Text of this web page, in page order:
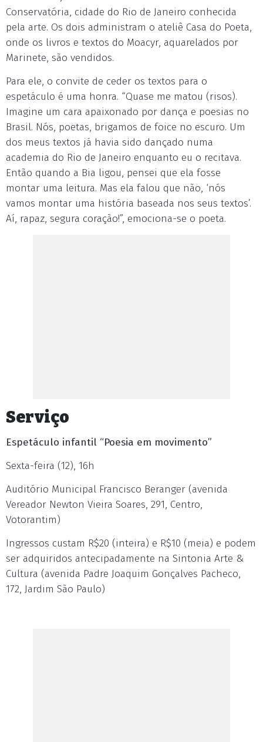
Conservatória, cidade do Rio de Janeiro conhecida
pela arte. Os dois administram o ateliê Casa do Poeta,
onde os livros e textos do Moacyr, aquarelados por
Marinete, são vendidos.
Para ele, o convite de ceder os textos para o
espetáculo é uma honra. “Quase me matou (risos).
Imagine um cara apaixonado por dança e poesias no
Brasil. Nós, poetas, brigamos de foice no escuro. Um
dos meus textos já havia sido dançado numa
academia do Rio de Janeiro enquanto eu o recitava.
Então quando a Bia ligou, pensei que ela fosse
montar uma leitura. Mas ela falou que não, ‘nós
vamos montar uma história baseada nos seus textos’.
Aí, rapaz, segura coração!”, emociona-se o poeta.
Serviço
Espetáculo infantil “Poesia em movimento”
Sexta-feira (12), 16h
Auditório Municipal Francisco Beranger (avenida
Vereador Newton Vieira Soares, 291, Centro,
Votorantim)
Ingressos custam R$20 (inteira) e R$10 (meia) e podem
ser adquiridos antecipadamente na Sintonia Arte &
Cultura (avenida Padre Joaquim Gonçalves Pacheco,
172, Jardim São Paulo)